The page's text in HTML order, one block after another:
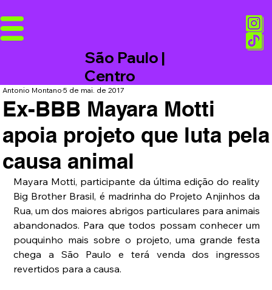
São Paulo |
Centro
Ex-BBB Mayara Motti
apoia projeto que luta pela
causa animal
Antonio Montano5 de mai. de 2017
Mayara Motti, participante da última edição do reality
Big Brother Brasil, é madrinha do Projeto Anjinhos da
Rua, um dos maiores abrigos particulares para animais
abandonados. Para que todos possam conhecer um
pouquinho mais sobre o projeto, uma grande festa
chega a São Paulo e terá venda dos ingressos
revertidos para a causa.